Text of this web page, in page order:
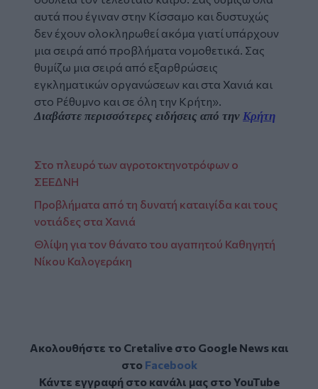
αυτά που έγιναν στην Κίσσαμο και δυστυχώς
δεν έχουν ολοκληρωθεί ακόμα γιατί υπάρχουν
μια σειρά από προβλήματα νομοθετικά. Σας
θυμίζω μια σειρά από εξαρθρώσεις
εγκληματικών οργανώσεων και στα Χανιά και
στο Ρέθυμνο και σε όλη την Κρήτη».
Διαβάστε περισσότερες ειδήσεις από την Κρήτη
Στο πλευρό των αγροτοκτηνοτρόφων ο
ΣΕΕΔΝΗ
Προβλήματα από τη δυνατή καταιγίδα και τους
νοτιάδες στα Χανιά
Θλίψη για τον θάνατο του αγαπητού Καθηγητή
Νίκου Καλογεράκη
Ακολουθήστε το Cretalive στο Google Newsκαι
στο Facebook
Κάντε εγγραφή στο κανάλι μας στοYouTube